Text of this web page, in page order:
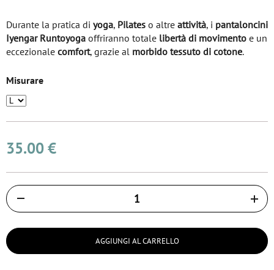
Durante la pratica di yoga, Pilates o altre attività, i pantaloncini
Iyengar Runtoyoga offriranno totale libertà di movimento e un
eccezionale comfort, grazie al morbido tessuto di cotone.
Misurare
35.00 €
Količina
AGGIUNGI AL CARRELLO